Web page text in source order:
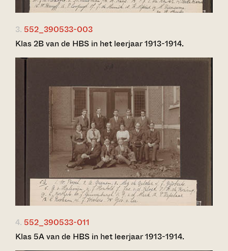
3. 552_390533-003
Klas 2B van de HBS in het leerjaar 1913-1914.
4. 552_390533-011
Klas 5A van de HBS in het leerjaar 1913-1914.